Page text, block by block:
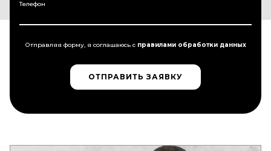
Телефон
Отправляя форму, я соглашаюсь c правилами обработки данных
ОТПРАВИТЬ ЗАЯВКУ
ОТПРАВИТЬ ЗАЯВКУ